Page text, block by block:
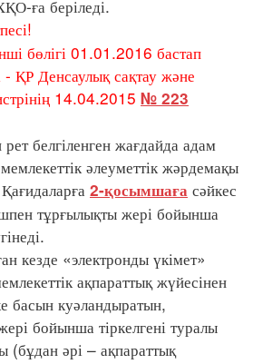
ға беріледі.
бөлігі 01.01.2016 бастап
- ҚР Денсаулық сақтау және
14.04.2015 № 223
белгіленген жағдайда адам
әлеуметтік жәрдемақы
2-қосымшаға сәйкес
тұрғылықты жері бойынша
кезде «электронды үкімет»
ақпараттық жүйесінен
басын куәландыратын,
бойынша тіркелгені туралы
(бұдан әрі – ақпараттық